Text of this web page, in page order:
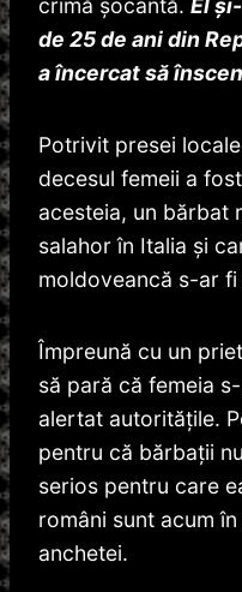
crimă şocantă. El
de 25 de ani din
a încercat să
Potrivit presei
decesul femeii a
acesteia, un bărbat
salahor în Italia și
moldoveancă s-ar fi
Împreună cu un
să pară că femeia
alertat autorităţile.
pentru că bărbaţii
serios pentru care
români sunt acum
anchetei.